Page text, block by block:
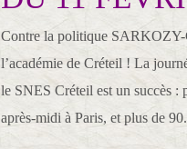
Contre la politique SARKOZY-
l’académie de Créteil ! La
le SNES Créteil est un succès :
après-midi à Paris, et plus de